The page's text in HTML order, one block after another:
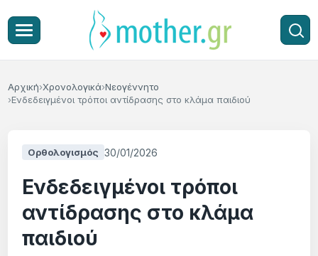
Αρχική Χρονολογικά Νεογέννητο
Ενδεδειγμένοι τρόποι αντίδρασης στο κλάμα παιδιού
Ορθολογισμός 30/01/2026
Ενδεδειγμένοι τρόποι
αντίδρασης στο κλάμα
παιδιού